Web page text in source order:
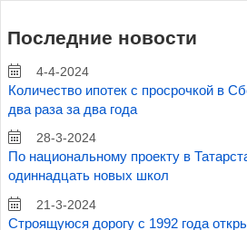
Последние новости
4-4-2024
Количество ипотек с просрочкой в
два раза за два года
28-3-2024
По национальному проекту в
одиннадцать новых школ
21-3-2024
Строящуюся дорогу с 1992 года